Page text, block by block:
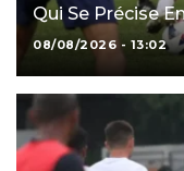
Qui Se Précise
08/08/2026 - 13:02